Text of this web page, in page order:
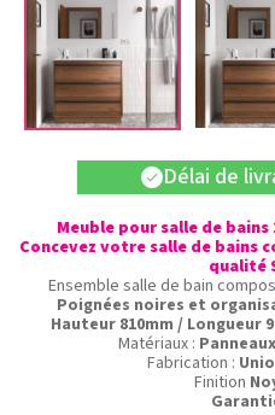
check Délai de
Meuble pour salle de
Concevez votre salle de bains
qualité
Ensemble salle de bain
Poignées noires et
Hauteur 810mm / Longueur
Matériaux :
Fabrication :
Finition